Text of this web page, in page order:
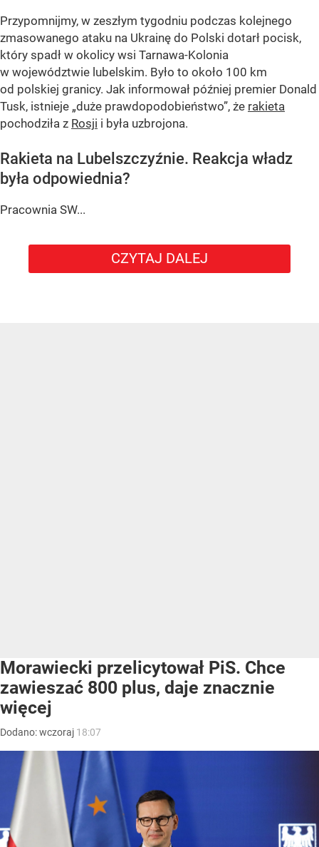
Przypomnijmy, w zeszłym tygodniu podczas kolejnego
zmasowanego ataku na Ukrainę do Polski dotarł pocisk,
który spadł w okolicy wsi Tarnawa-Kolonia
w województwie lubelskim. Było to około 100 km
od polskiej granicy. Jak informował później premier Donald
Tusk, istnieje „duże prawdopodobieństwo”, że rakieta
pochodziła z Rosji i była uzbrojona.
Rakieta na Lubelszczyźnie. Reakcja władz
była odpowiednia?
Pracownia SW...
CZYTAJ DALEJ
Morawiecki przelicytował PiS. Chce
zawieszać 800 plus, daje znacznie
więcej
Dodano:wczoraj 18:07